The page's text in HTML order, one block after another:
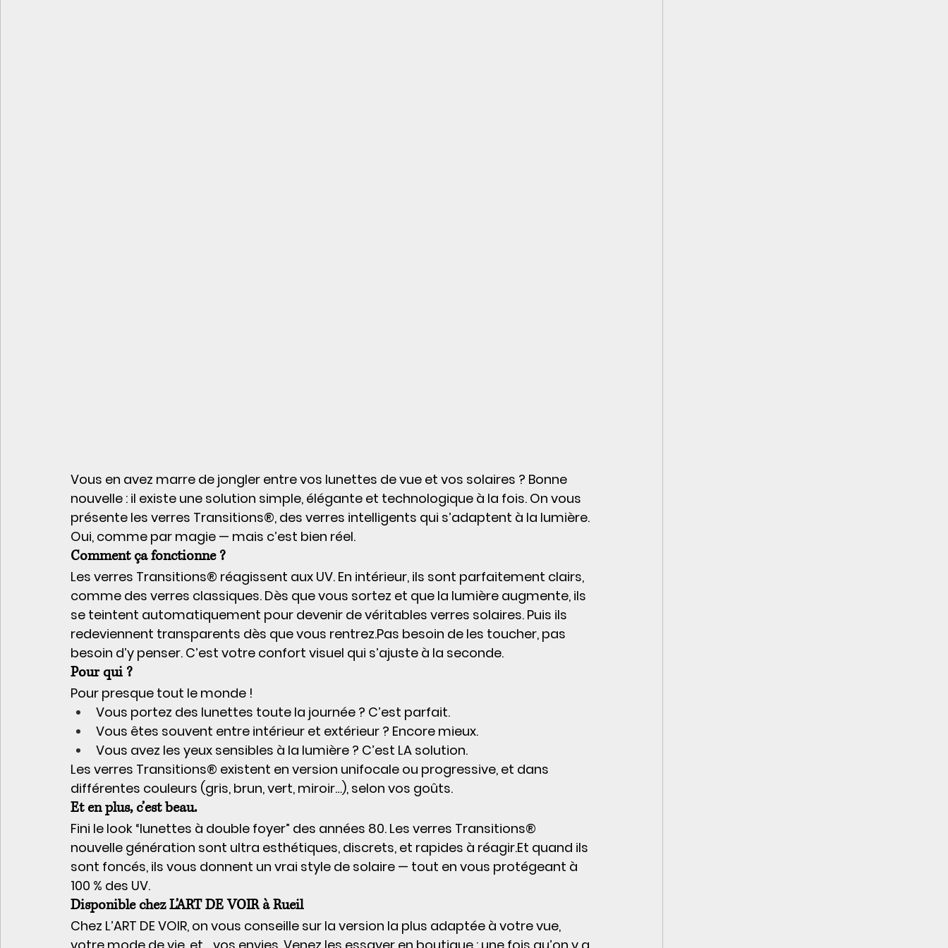
Vous en avez marre de jongler entre vos lunettes de vue et vos solaires ? Bonne
nouvelle : il existe une solution simple, élégante et technologique à la fois. On vous
présente les verres Transitions®, des verres intelligents qui s’adaptent à la lumière.
Oui, comme par magie — mais c’est bien réel.
Comment ça fonctionne ?
Les verres Transitions® réagissent aux UV. En intérieur, ils sont parfaitement clairs,
comme des verres classiques. Dès que vous sortez et que la lumière augmente, ils
se teintent automatiquement pour devenir de véritables verres solaires. Puis ils
redeviennent transparents dès que vous rentrez.Pas besoin de les toucher, pas
besoin d’y penser. C’est votre confort visuel qui s’ajuste à la seconde.
Pour qui ?
Pour presque tout le monde !
Vous portez des lunettes toute la journée ? C’est parfait.
Vous êtes souvent entre intérieur et extérieur ? Encore mieux.
Vous avez les yeux sensibles à la lumière ? C’est LA solution.
Les verres Transitions® existent en version unifocale ou progressive, et dans
différentes couleurs (gris, brun, vert, miroir…), selon vos goûts.
Et en plus, c’est beau.
Fini le look “lunettes à double foyer” des années 80. Les verres Transitions®
nouvelle génération sont ultra esthétiques, discrets, et rapides à réagir.Et quand ils
sont foncés, ils vous donnent un vrai style de solaire — tout en vous protégeant à
100 % des UV.
Disponible chez L’ART DE VOIR à Rueil
Chez L’ART DE VOIR, on vous conseille sur la version la plus adaptée à votre vue,